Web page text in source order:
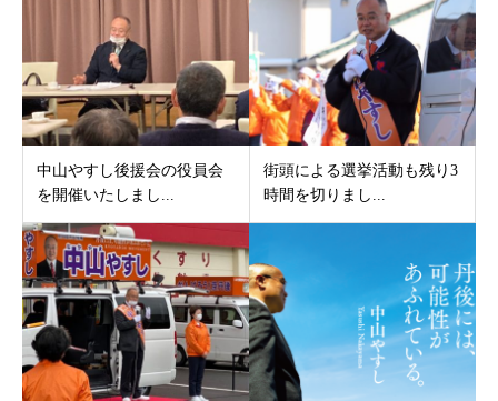
中山やすし後援会の役員会
を開催いたしまし...
街頭による選挙活動も残り3
時間を切りまし...